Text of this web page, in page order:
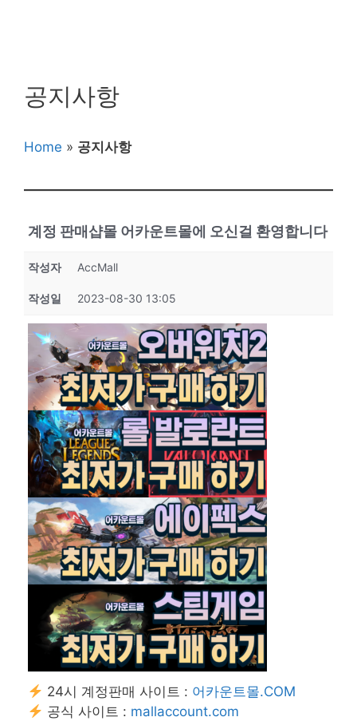
공지사항
Home » 공지사항
계정 판매샵몰 어카운트몰에 오신걸 환영합니다
작성자 AccMall
작성일 2023-08-30 13:05
24시 계정판매 사이트 : 어카운트몰.COM
공식 사이트 : mallaccount.com